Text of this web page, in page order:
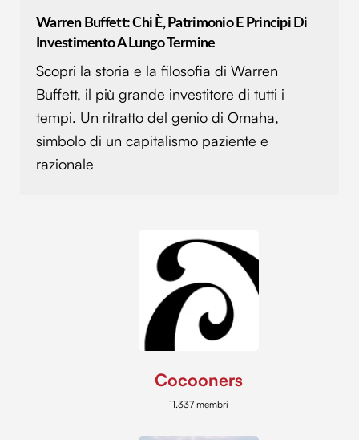
Warren Buffett: Chi È, Patrimonio E Principi Di
Investimento A Lungo Termine
Scopri la storia e la filosofia di Warren
Buffett, il più grande investitore di tutti i
tempi. Un ritratto del genio di Omaha,
simbolo di un capitalismo paziente e
razionale
Cocooners
11.337 membri